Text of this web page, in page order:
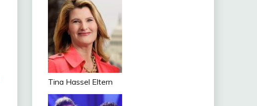
Tina Hassel Eltern